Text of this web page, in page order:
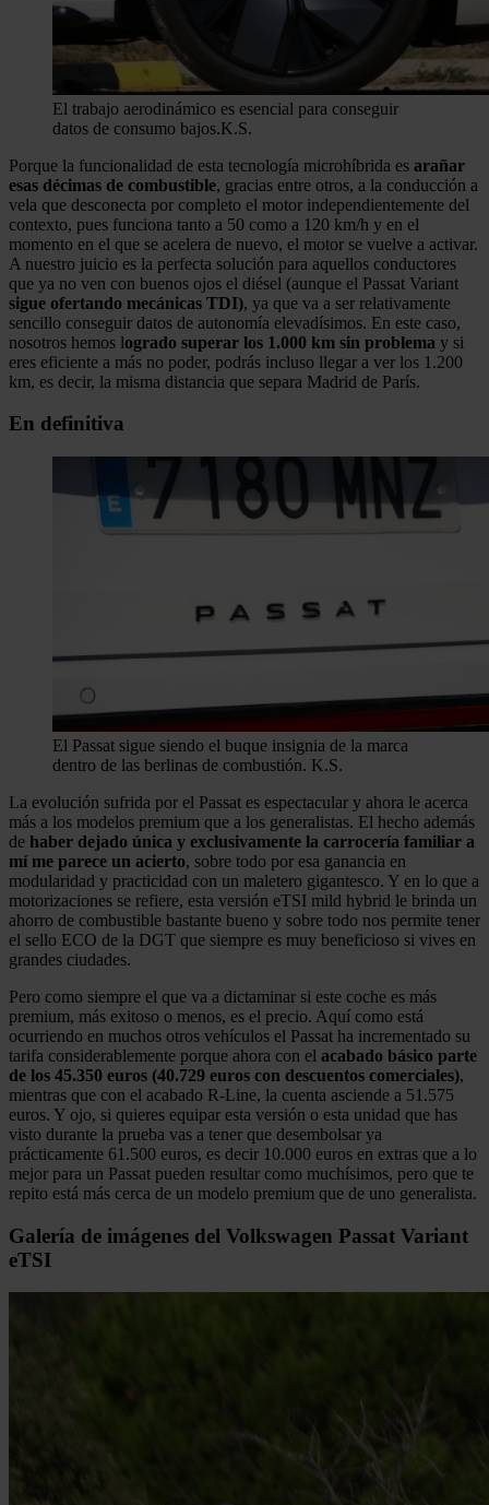
El trabajo aerodinámico es esencial para conseguir
datos de consumo bajos.K.S.
Porque la funcionalidad de esta tecnología microhíbrida es arañar
esas décimas de combustible, gracias entre otros, a la conducción a
vela que desconecta por completo el motor independientemente del
contexto, pues funciona tanto a 50 como a 120 km/h y en el
momento en el que se acelera de nuevo, el motor se vuelve a activar.
A nuestro juicio es la perfecta solución para aquellos conductores
que ya no ven con buenos ojos el diésel (aunque el Passat Variant
sigue ofertando mecánicas TDI), ya que va a ser relativamente
sencillo conseguir datos de autonomía elevadísimos. En este caso,
nosotros hemos logrado superar los 1.000 km sin problema y si
eres eficiente a más no poder, podrás incluso llegar a ver los 1.200
km, es decir, la misma distancia que separa Madrid de París.
En definitiva
El Passat sigue siendo el buque insignia de la marca
dentro de las berlinas de combustión. K.S.
La evolución sufrida por el Passat es espectacular y ahora le acerca
más a los modelos premium que a los generalistas. El hecho además
de haber dejado única y exclusivamente la carrocería familiar a
mí me parece un acierto, sobre todo por esa ganancia en
modularidad y practicidad con un maletero gigantesco. Y en lo que a
motorizaciones se refiere, esta versión eTSI mild hybrid le brinda un
ahorro de combustible bastante bueno y sobre todo nos permite tener
el sello ECO de la DGT que siempre es muy beneficioso si vives en
grandes ciudades.
Pero como siempre el que va a dictaminar si este coche es más
premium, más exitoso o menos, es el precio. Aquí como está
ocurriendo en muchos otros vehículos el Passat ha incrementado su
tarifa considerablemente porque ahora con el acabado básico parte
de los 45.350 euros (40.729 euros con descuentos comerciales),
mientras que con el acabado R-Line, la cuenta asciende a 51.575
euros. Y ojo, si quieres equipar esta versión o esta unidad que has
visto durante la prueba vas a tener que desembolsar ya
prácticamente 61.500 euros, es decir 10.000 euros en extras que a lo
mejor para un Passat pueden resultar como muchísimos, pero que te
repito está más cerca de un modelo premium que de uno generalista.
Galería de imágenes del Volkswagen Passat Variant
eTSI